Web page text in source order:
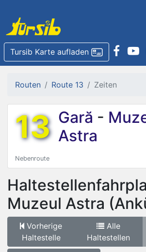
Tursib Karte aufladen
Routen Route 13 Zeiten
13 Gară -
Astra
Nebenroute
Muzeul Astra
Vorherige
Haltestelle
Alle
Haltestellen